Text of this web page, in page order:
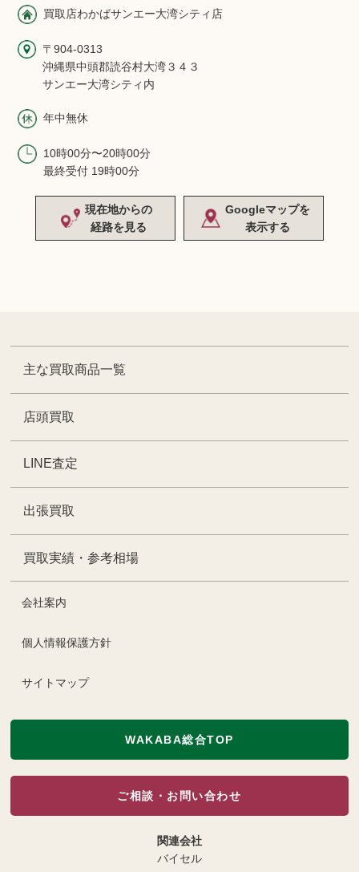
買取店わかばサンエー大湾シティ店
〒904-0313
沖縄県中頭郡読谷村大湾３４３
サンエー大湾シティ内
年中無休
10時00分〜20時00分
最終受付 19時00分
現在地からの
経路を見る
Googleマップを
表示する
主な買取商品一覧
店頭買取
LINE査定
出張買取
買取実績・参考相場
会社案内
個人情報保護方針
サイトマップ
WAKABA総合TOP
ご相談・お問い合わせ
関連会社
バイセル